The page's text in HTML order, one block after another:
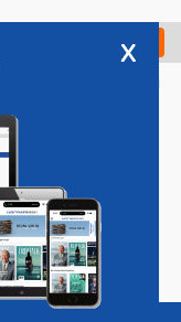
Check in
Vacatures
x